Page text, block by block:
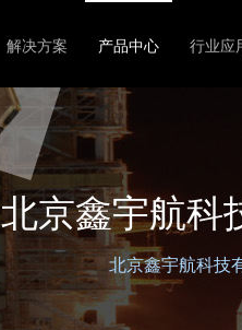
解决方案 产品中心 行业应
北京鑫宇航科
北京鑫宇航科技